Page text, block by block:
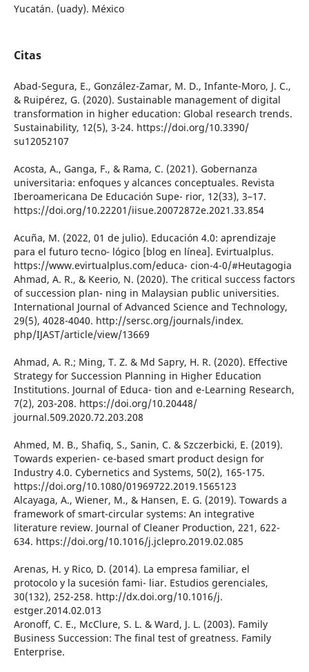
Yucatán. (uady). México
Citas
Abad-Segura, E., González-Zamar, M. D., Infante-Moro, J. C.,
& Ruipérez, G. (2020). Sustainable management of digital
transformation in higher education: Global research trends.
Sustainability, 12(5), 3-24. https://doi.org/10.3390/
su12052107
Acosta, A., Ganga, F., & Rama, C. (2021). Gobernanza
universitaria: enfoques y alcances conceptuales. Revista
Iberoamericana De Educación Supe- rior, 12(33), 3–17.
https://doi.org/10.22201/iisue.20072872e.2021.33.854
Acuña, M. (2022, 01 de julio). Educación 4.0: aprendizaje
para el futuro tecno- lógico [blog en línea]. Evirtualplus.
https://www.evirtualplus.com/educa- cion-4-0/#Heutagogia
Ahmad, A. R., & Keerio, N. (2020). The critical success factors
of succession plan- ning in Malaysian public universities.
International Journal of Advanced Science and Technology,
29(5), 4028-4040. http://sersc.org/journals/index.
php/IJAST/article/view/13669
Ahmad, A. R.; Ming, T. Z. & Md Sapry, H. R. (2020). Effective
Strategy for Succession Planning in Higher Education
Institutions. Journal of Educa- tion and e-Learning Research,
7(2), 203-208. https://doi.org/10.20448/
journal.509.2020.72.203.208
Ahmed, M. B., Shafiq, S., Sanin, C. & Szczerbicki, E. (2019).
Towards experien- ce-based smart product design for
Industry 4.0. Cybernetics and Systems, 50(2), 165-175.
https://doi.org/10.1080/01969722.2019.1565123
Alcayaga, A., Wiener, M., & Hansen, E. G. (2019). Towards a
framework of smart-circular systems: An integrative
literature review. Journal of Cleaner Production, 221, 622-
634. https://doi.org/10.1016/j.jclepro.2019.02.085
Arenas, H. y Rico, D. (2014). La empresa familiar, el
protocolo y la sucesión fami- liar. Estudios gerenciales,
30(132), 252-258. http://dx.doi.org/10.1016/j.
estger.2014.02.013
Aronoff, C. E., McClure, S. L. & Ward, J. L. (2003). Family
Business Succession: The final test of greatness. Family
Enterprise.